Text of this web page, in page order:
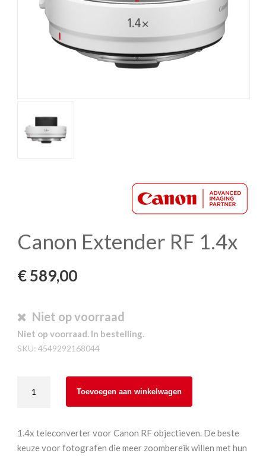
Canon Extender RF 1.4x
€589,00
Niet op voorraad
Niet op voorraad. In bestelling.
SKU: 4549292168044
Extender
1.4x
aantal
Toevoegen aan winkelwagen
1.4x teleconverter voor Canon RF objectieven. De beste
keuze voor fotografen die meer zoombereik willen met hun